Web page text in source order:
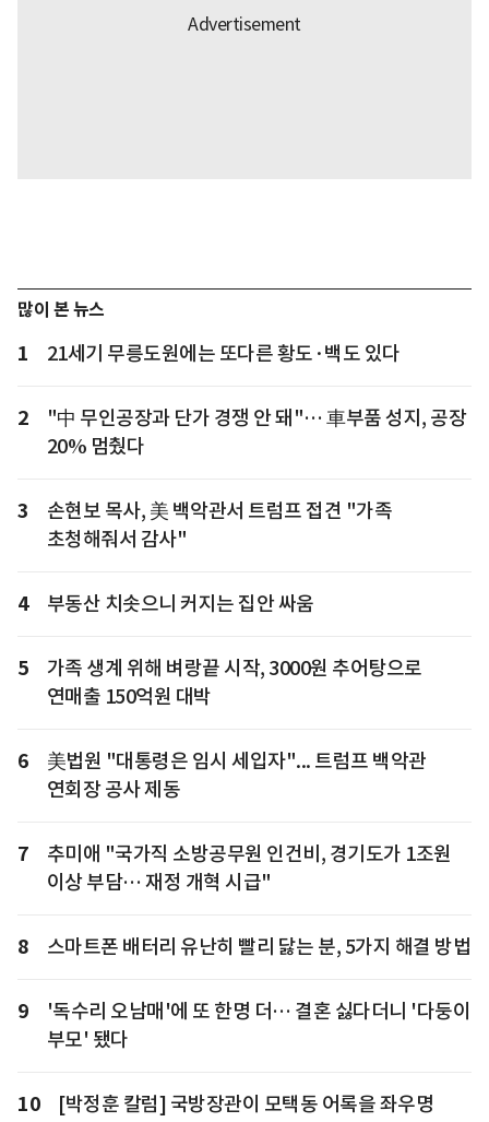
많이 본 뉴스
1 21세기 무릉도원에는 또다른 황도·백도 있다
2
"中 무인공장과 단가 경쟁 안 돼"… 車부품 성지, 공장
20% 멈췄다
3
손현보 목사, 美 백악관서 트럼프 접견 "가족
초청해줘서 감사"
4 부동산 치솟으니 커지는 집안 싸움
5
가족 생계 위해 벼랑끝 시작, 3000원 추어탕으로
연매출 150억원 대박
6
美법원 "대통령은 임시 세입자"... 트럼프 백악관
연회장 공사 제동
7
추미애 "국가직 소방공무원 인건비, 경기도가 1조원
이상 부담… 재정 개혁 시급"
8 스마트폰 배터리 유난히 빨리 닳는 분, 5가지 해결 방법
9
'독수리 오남매'에 또 한명 더… 결혼 싫다더니 '다둥이
부모' 됐다
10
[박정훈 칼럼] 국방장관이 모택동 어록을 좌우명